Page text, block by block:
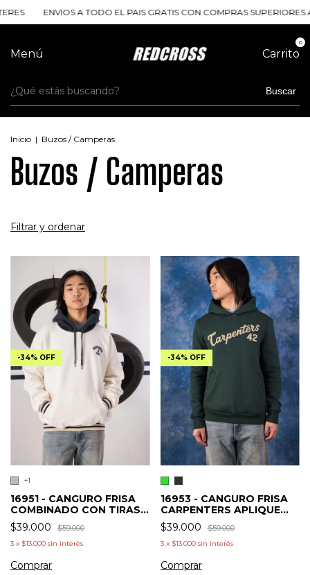
ENVIOS A TODO EL PAIS GRATIS CON COMPRAS SUPERIORES A
Menú Carrito
0
Buscar
Inicio | Buzos / Camperas
Buzos / Camperas
Filtrar y ordenar
-34% OFF
+1
16951 - CANGURO FRISA
COMBINADO CON TIRAS
TEJIDAS
$39.000 $59.000
3 x $13.000 sin interés
Comprar
-34% OFF
16953 - CANGURO FRISA
CARPENTERS APLIQUE
BORDADO
$39.000 $59.000
3 x $13.000 sin interés
Comprar